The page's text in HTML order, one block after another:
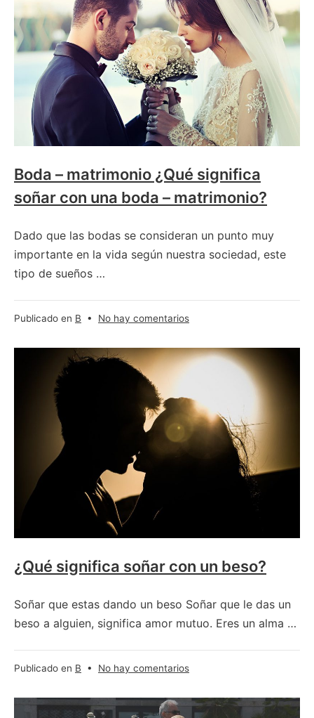
soñar
con
un
bolso?
Boda – matrimonio ¿Qué significa
soñar con una boda – matrimonio?
Dado que las bodas se consideran un punto muy
importante en la vida según nuestra sociedad, este
tipo de sueños …
Publicado en B • No hay comentariosen
–
matrimonio
significa
soñar
con
¿Qué significa soñar con un beso?
Soñar que estas dando un beso Soñar que le das un
beso a alguien, significa amor mutuo. Eres un alma …
Publicado en B • No hay comentariosen
significa
soñar